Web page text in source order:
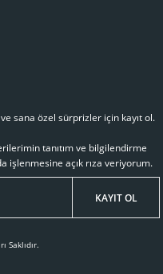
sana özel sürprizler için kayıt ol.
tanıtım ve bilgilendirme
işlenmesine açık rıza veriyorum.
KAYIT OL
Saklıdır.